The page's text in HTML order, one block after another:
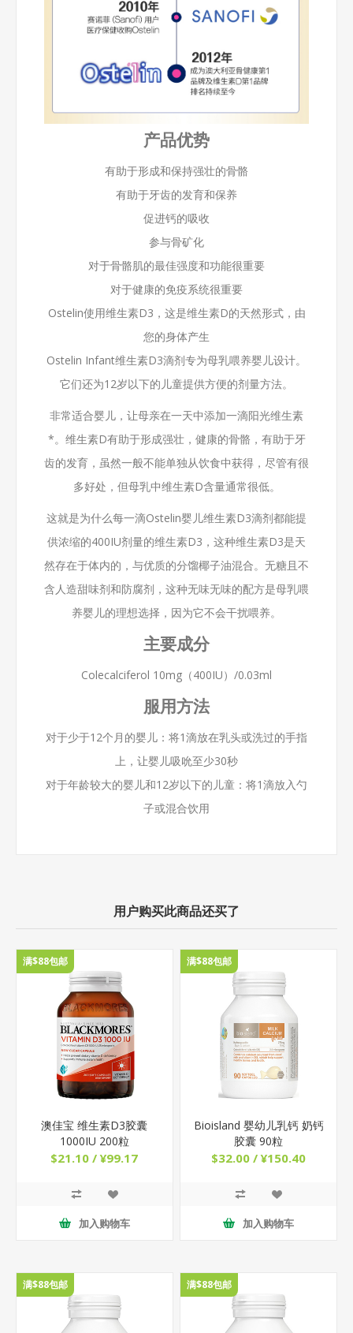
产品优势
有助于形成和保持强壮的骨骼
有助于牙齿的发育和保养
促进钙的吸收
参与骨矿化
对于骨骼肌的最佳强度和功能很重要
对于健康的免疫系统很重要
Ostelin使用维生素D3，这是维生素D的天然形式，由
您的身体产生
Ostelin Infant维生素D3滴剂专为母乳喂养婴儿设计。
它们还为12岁以下的儿童提供方便的剂量方法。
非常适合婴儿，让母亲在一天中添加一滴阳光维生素
*。维生素D有助于形成强壮，健康的骨骼，有助于牙
齿的发育，虽然一般不能单独从饮食中获得，尽管有很
多好处，但母乳中维生素D含量通常很低。
这就是为什么每一滴Ostelin婴儿维生素D3滴剂都能提
供浓缩的400IU剂量的维生素D3，这种维生素D3是天
然存在于体内的，与优质的分馏椰子油混合。无糖且不
含人造甜味剂和防腐剂，这种无味无味的配方是母乳喂
养婴儿的理想选择，因为它不会干扰喂养。
主要成分
Colecalciferol 10mg（400IU）/0.03ml
服用方法
对于少于12个月的婴儿：将1滴放在乳头或洗过的手指
上，让婴儿吸吮至少30秒
对于年龄较大的婴儿和12岁以下的儿童：将1滴放入勺
子或混合饮用
用户购买此商品还买了
满$88包邮
澳佳宝 维生素D3胶囊
1000IU 200粒
$21.10 / ¥99.17
加入购物车
满$88包邮
Bioisland 婴幼儿乳钙 奶钙
胶囊 90粒
$32.00 / ¥150.40
加入购物车
满$88包邮 满$88包邮